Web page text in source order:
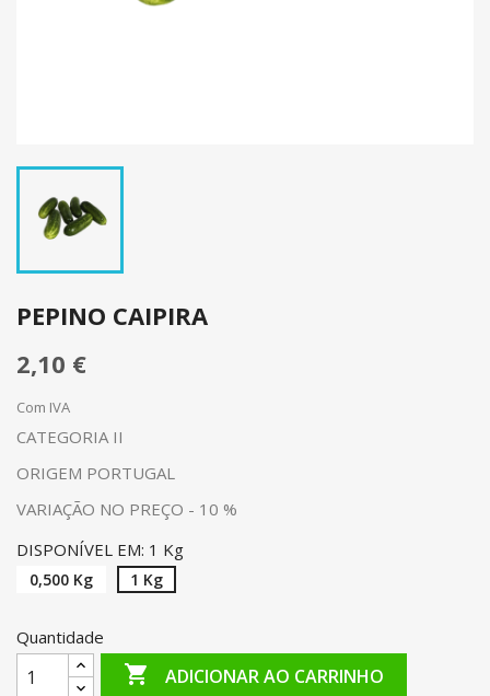
PEPINO CAIPIRA
2,10 €
Com IVA
CATEGORIA II
ORIGEM PORTUGAL
VARIAÇÃO NO PREÇO - 10 %
DISPONÍVEL EM: 1 Kg
0,500 Kg 1 Kg
Quantidade
 ADICIONAR AO CARRINHO